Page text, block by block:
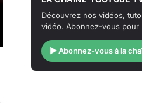
Découvrez nos vidéos,
vidéo. Abonnez-vous pour
▶ Abonnez-vous à la